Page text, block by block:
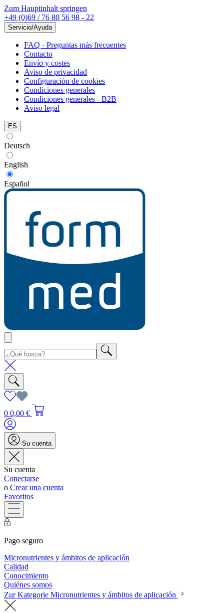
Zum Hauptinhalt springen
+49 (0)69 / 76 80 56 98 - 22
Servicio/Ayuda
FAQ - Preguntas más frecuentes
Contacto
Envío y costes
Aviso de privacidad
Configuración de cookies
Condiciones generales
Condiciones generales - B2B
Aviso legal
ES
Deutsch
English
Español
0 0,00 €
Su cuenta
Su cuenta
Conectarse
o Crear una cuenta
Favoritos
Pago seguro
Micronutrientes y ámbitos de aplicación
Calidad
Conocimiento
Quiénes somos
Zur Kategorie Micronutrientes y ámbitos de aplicación